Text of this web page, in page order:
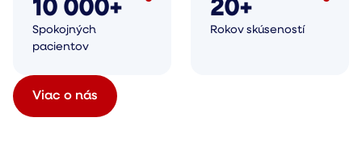
10 000+
Spokojných
pacientov
20+
Rokov skúseností
Viac o nás